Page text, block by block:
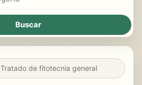
Tratado de fitotecnia general